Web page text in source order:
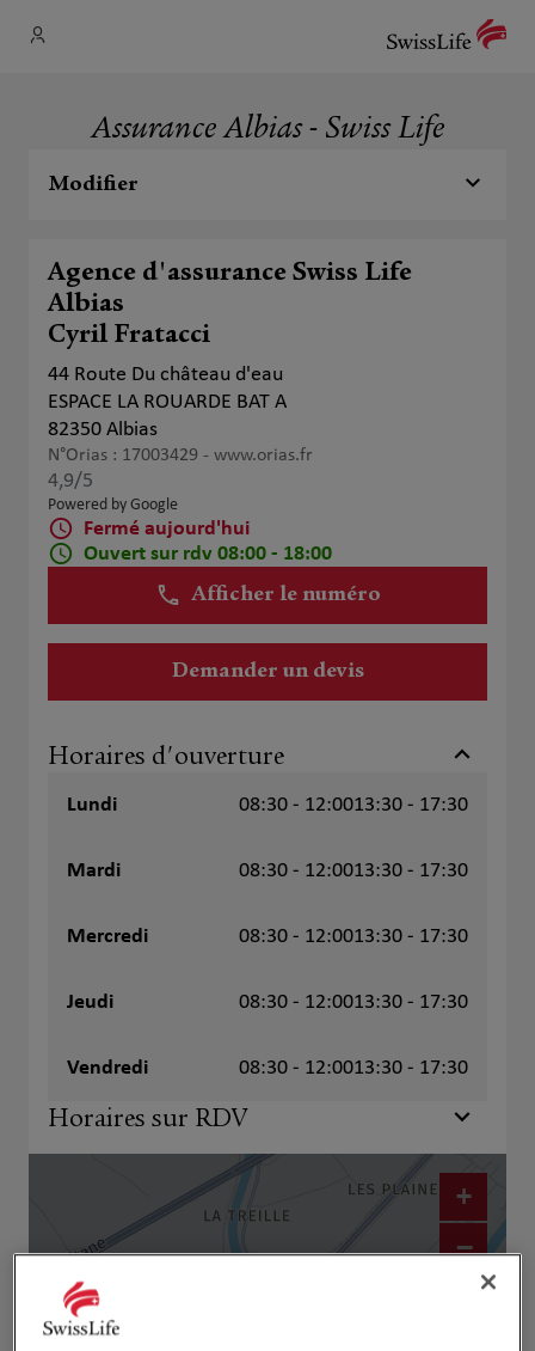
Assurance Albias - Swiss Life
Modifier
Agence d'assurance Swiss Life
Albias
Cyril Fratacci
44 Route Du château d'eau
ESPACE LA ROUARDE BAT A
82350 Albias
N°Orias : 17003429 - www.orias.fr
4,9/5
Powered by Google
Fermé aujourd'hui
Ouvert sur rdv 08:00 - 18:00
Afficher le numéro
Demander un devis
Horaires d'ouverture
Lundi 08:30 - 12:0013:30 - 17:30
Mardi 08:30 - 12:0013:30 - 17:30
Mercredi 08:30 - 12:0013:30 - 17:30
Jeudi 08:30 - 12:0013:30 - 17:30
Vendredi 08:30 - 12:0013:30 - 17:30
Horaires sur RDV
+
−